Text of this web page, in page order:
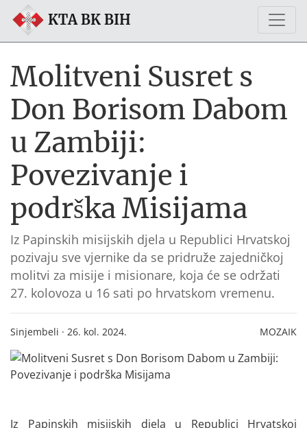
KTA BK BIH
Molitveni Susret s
Don Borisom Dabom
u Zambiji:
Povezivanje i
podrška Misijama
Iz Papinskih misijskih djela u Republici Hrvatskoj
pozivaju sve vjernike da se pridruže zajedničkoj
molitvi za misije i misionare, koja će se održati
27. kolovoza u 16 sati po hrvatskom vremenu.
Sinjembeli · 26. kol. 2024. MOZAIK
Iz Papinskih misijskih djela u Republici Hrvatskoj